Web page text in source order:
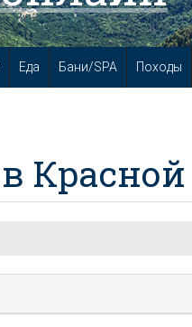
Еда Бани/SPA Походы